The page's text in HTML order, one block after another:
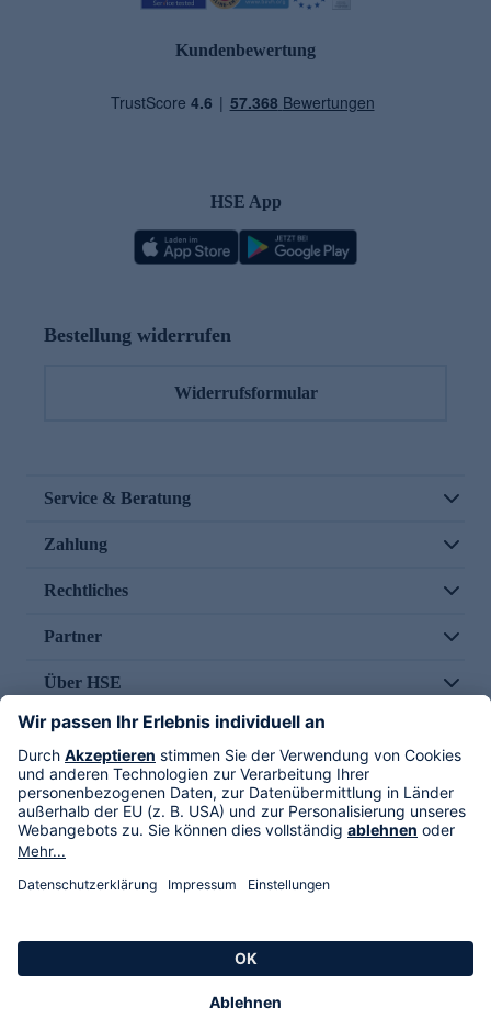
Kundenbewertung
HSE App
Bestellung widerrufen
Widerrufsformular
Service & Beratung
Zahlung
Rechtliches
Partner
Über HSE
Im TV
HSE International